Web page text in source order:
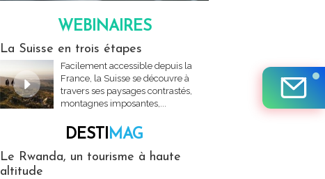
WEBINAIRES
La Suisse en trois étapes
Facilement accessible depuis la
France, la Suisse se découvre à
travers ses paysages contrastés,
montagnes imposantes,...
DESTIMAG
Le Rwanda, un tourisme à haute
altitude